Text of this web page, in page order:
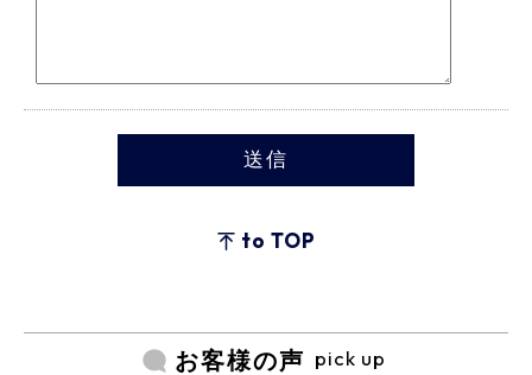
to TOP
お客様の声 pick up